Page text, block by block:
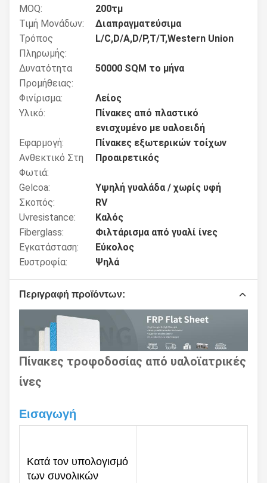
MOQ:
200τμ
Τιμή Μονάδων:
Διαπραγματεύσιμα
Τρόπος
Πληρωμής:
L/C,D/A,D/P,T/T,Western Union
Δυνατότητα
Προμήθειας:
50000 SQM το μήνα
Φινίρισμα:
Λείος
Υλικό:
Πίνακες από πλαστικό
ενισχυμένο με υαλοειδή
Εφαρμογή:
Πίνακες εξωτερικών τοίχων
Ανθεκτικό Στη
Φωτιά:
Προαιρετικός
Gelcoa:
Υψηλή γυαλάδα / χωρίς υφή
Σκοπός:
RV
Uvresistance:
Καλός
Fiberglass:
Φιλτάρισμα από γυαλί ίνες
Εγκατάσταση:
Εύκολος
Ευστροφία:
Ψηλά
Περιγραφή προϊόντων:
Πίνακες τροφοδοσίας από υαλοϊατρικές
ίνες
Εισαγωγή
Κατά τον υπολογισμό
των συνολικών